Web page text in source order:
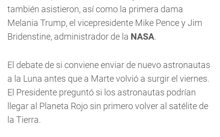
también asistieron, así como la primera dama
Melania Trump, el vicepresidente Mike Pence y Jim
Bridenstine, administrador de la NASA.
El debate de si conviene enviar de nuevo astronautas
a la Luna antes que a Marte volvió a surgir el viernes.
El Presidente preguntó si los astronautas podrían
llegar al Planeta Rojo sin primero volver al satélite de
la Tierra.